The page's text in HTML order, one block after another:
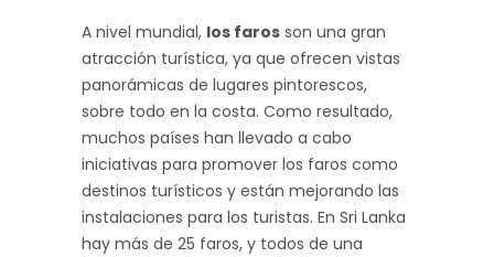
A nivel mundial, los faros son una gran
atracción turística, ya que ofrecen vistas
panorámicas de lugares pintorescos,
sobre todo en la costa. Como resultado,
muchos países han llevado a cabo
iniciativas para promover los faros como
destinos turísticos y están mejorando las
instalaciones para los turistas. En Sri Lanka
hay más de 25 faros, y todos de una